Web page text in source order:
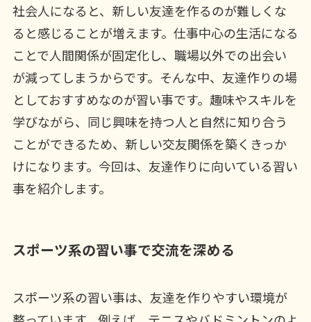
社会人になると、新しい友達を作るのが難しくな
ると感じることが増えます。仕事中心の生活になる
ことで人間関係が固定化し、職場以外での出会い
が減ってしまうからです。そんな中、友達作りの場
としておすすめなのが習い事です。趣味やスキルを
学びながら、同じ興味を持つ人と自然に知り合う
ことができるため、新しい交友関係を築くきっか
けになります。今回は、友達作りに向いている習い
事を紹介します。
スポーツ系の習い事で交流を深める
スポーツ系の習い事は、友達を作りやすい環境が